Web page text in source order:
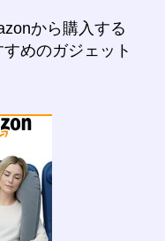
から購入する
めのガジェット